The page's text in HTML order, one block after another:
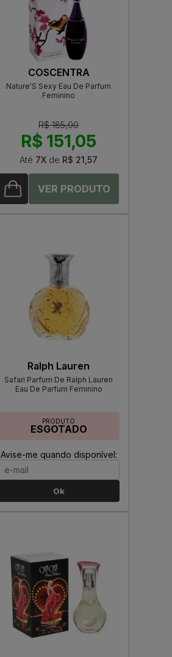
COSCENTRA
Nature'S Sexy Eau De Parfum
Feminino
R$ 185,00
R$ 151,05
Até 7X de R$ 21,57
Ralph Lauren
Safari Parfum De Ralph Lauren
Eau De Parfum Feminino
PRODUTO
ESGOTADO
Avise-me quando disponível:
Ok